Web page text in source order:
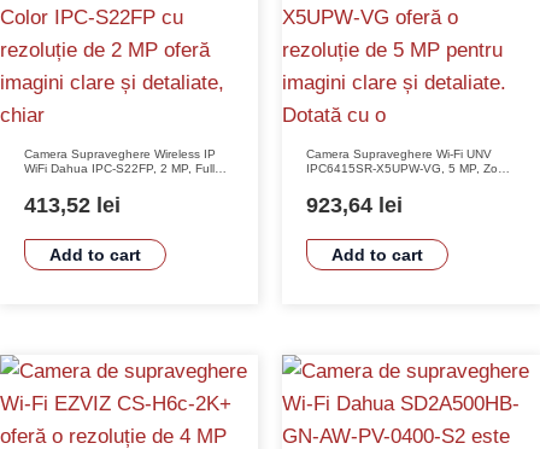
Camera Supraveghere Wireless IP
WiFi Dahua IPC-S22FP, 2 MP, Full
Tilt 355°
413,52 lei
Add to cart
Camera Supraveghere Wi-Fi UNV
IPC6415SR-X5UPW-VG, 5 MP, Zoom
923,64 lei
Add to cart